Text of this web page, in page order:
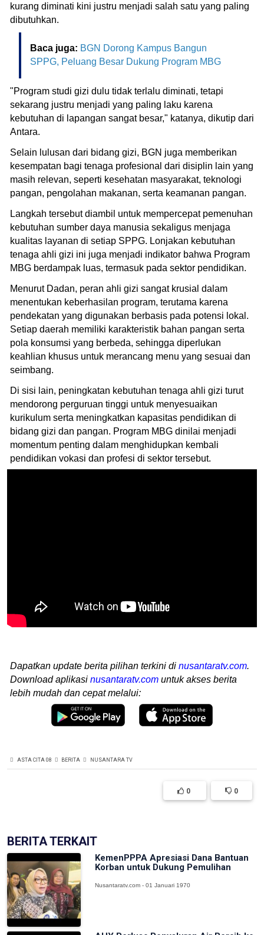
kurang diminati kini justru menjadi salah satu yang paling
dibutuhkan.
Baca juga: BGN Dorong Kampus Bangun
SPPG, Peluang Besar Dukung Program MBG
"Program studi gizi dulu tidak terlalu diminati, tetapi
sekarang justru menjadi yang paling laku karena
kebutuhan di lapangan sangat besar," katanya, dikutip dari
Antara.
Selain lulusan dari bidang gizi, BGN juga memberikan
kesempatan bagi tenaga profesional dari disiplin lain yang
masih relevan, seperti kesehatan masyarakat, teknologi
pangan, pengolahan makanan, serta keamanan pangan.
Langkah tersebut diambil untuk mempercepat pemenuhan
kebutuhan sumber daya manusia sekaligus menjaga
kualitas layanan di setiap SPPG. Lonjakan kebutuhan
tenaga ahli gizi ini juga menjadi indikator bahwa Program
MBG berdampak luas, termasuk pada sektor pendidikan.
Menurut Dadan, peran ahli gizi sangat krusial dalam
menentukan keberhasilan program, terutama karena
pendekatan yang digunakan berbasis pada potensi lokal.
Setiap daerah memiliki karakteristik bahan pangan serta
pola konsumsi yang berbeda, sehingga diperlukan
keahlian khusus untuk merancang menu yang sesuai dan
seimbang.
Di sisi lain, peningkatan kebutuhan tenaga ahli gizi turut
mendorong perguruan tinggi untuk menyesuaikan
kurikulum serta meningkatkan kapasitas pendidikan di
bidang gizi dan pangan. Program MBG dinilai menjadi
momentum penting dalam menghidupkan kembali
pendidikan vokasi dan profesi di sektor tersebut.
Dapatkan update berita pilihan terkini di nusantaratv.com.
Download aplikasi nusantaratv.com untuk akses berita
lebih mudah dan cepat melalui:
ASTA CITA 08 BERITA NUSANTARA TV
0 0
BERITA TERKAIT
KemenPPPA Apresiasi Dana Bantuan
Korban untuk Dukung Pemulihan
Nusantaratv.com - 01 Januari 1970